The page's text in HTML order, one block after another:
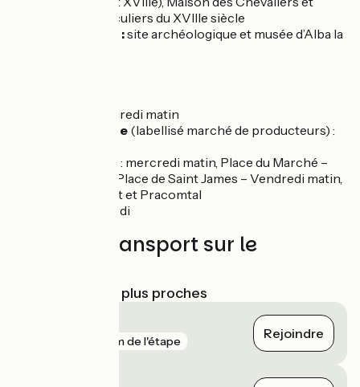
hôtels particuliers du XVIIIe siècle
A proximité :site archéologique et musée d’Alba la
: vendredi matin
Rochemaure (labellisé marché de producteurs) :
: mercredi matin, Place du Marché –
Jeudi matin, Place de Saint James – Vendredi matin,
Place du Fust et Pracomtal
: mardi
Trains et transport sur le
Gares SNCF les plus proches
2 km de l'étape Rejoindre